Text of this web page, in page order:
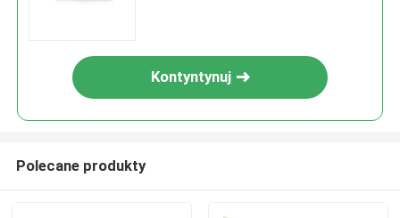
Kontyntynuj
Polecane produkty